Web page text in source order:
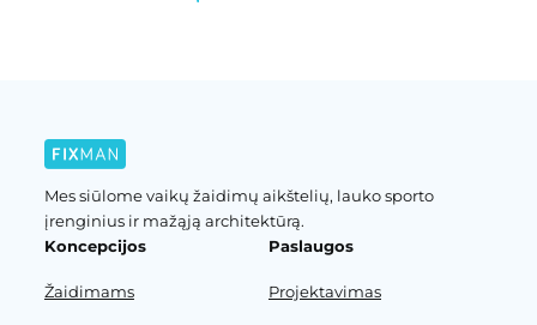
Mes siūlome vaikų žaidimų aikštelių, lauko sporto
įrenginius ir mažąją architektūrą.
Koncepcijos
Žaidimams
Paslaugos
Projektavimas